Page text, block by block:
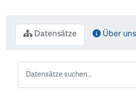
Datensätze Über uns